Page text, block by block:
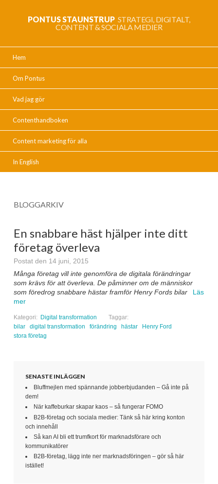
PONTUS STAUNSTRUP STRATEGI, DIGITALT,
CONTENT & SOCIALA MEDIER
Hem
Om Pontus
Vad jag gör
Contenthandboken
Content marketing för alla
In English
BLOGGARKIV
En snabbare häst hjälper inte ditt
företag överleva
Postat den 14 juni, 2015
Många företag vill inte genomföra de digitala förändringar
som krävs för att överleva. De påminner om de människor
som föredrog snabbare hästar framför Henry Fords bilar
Läs
mer
Kategori: Digital transformation
Taggar:
bilar
digital transformation förändring hästar
Henry Ford
stora företag
SENASTE INLÄGGEN
Bluffmejlen med spännande jobberbjudanden – Gå inte på
dem!
När kaffeburkar skapar kaos – så fungerar FOMO
B2B-företag och sociala medier: Tänk så här kring konton
och innehåll
Så kan AI bli ett trumfkort för marknadsförare och
kommunikatörer
B2B-företag, lägg inte ner marknadsföringen – gör så här
istället!